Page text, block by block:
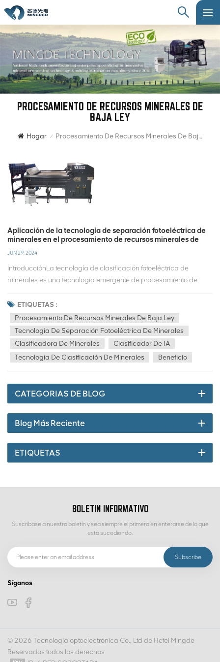
PROCESAMIENTO DE RECURSOS MINERALES DE
BAJA LEY
Hogar / Procesamiento De Recursos Minerales De Baja Ley
Aplicación de la tecnología de separación fotoeléctrica de
minerales en el procesamiento de recursos minerales de
JUN 29, 2024
IntroducciónLa tecnología de clasificación fotoeléctrica de
minerales es una tecnología emergente de procesamiento de
minerales que utiliza diferencias de propiedades ópticas para
clasificar el mineral y es particularmente adecuada para el
procesamiento eficaz de recursos minerales de baja calidad. Este
artículo analizará en detalle los últimos avances de la tecnología
de clasificación fotoeléctrica de minerales y su aplicación en el
procesamiento de recursos minerales de baja
calidad.Descripción general de la tecnología fotoeléctrica de
clasificación de minerales se basa principalmente en las
diferencias en las propiedades ópticas de los minerales, como
fuente de luz de una longitud de onda específica y con la ayuda
de sensores fotoeléctricos de alta precisión. para identificar y
separar diferentes minerales. Esta tecnología tiene las ventajas de
una velocidad de clasificación rápida, no es necesario agregar
de minerales en el procesamiento de recursos minerales de baja
minerales cuyas leyes no son suficientes para uso directo y sus
otros métodos de tratamiento. La tecnología de clasificación
fotoeléctrica de minerales puede mejorar la ley de alimentación
costo del procesamiento del mineral y la carga del
equipo.https://www.mdoresorting.com/mingde-ai-sorting-
eliminar rápidamente una gran cantidad de ganga inútil, reducir
la presión de los enlaces de procesamiento de minerales
ETIQUETAS :
Procesamiento De Recursos Minerales De Baja Ley
Tecnología De Separación Fotoeléctrica De Minerales
Clasificadora De Minerales
Clasificador De IA
Tecnología De Clasificación De Minerales
Beneficio
CATEGORIAS DE BLOG
Blog Más Reciente
ETIQUETAS
BOLETIN INFORMATIVO
Suscríbase a nuestro boletín y sea siempre el primero en enterarse de lo que
está sucediendo.
Síganos
© 2026 Tecnología optoelectrónica Co., Ltd de Hefei Mingde
Reservados todos los derechos